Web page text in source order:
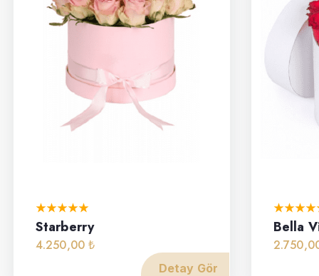
Starberry
4.250,00 ₺
Detay Gör
Bella